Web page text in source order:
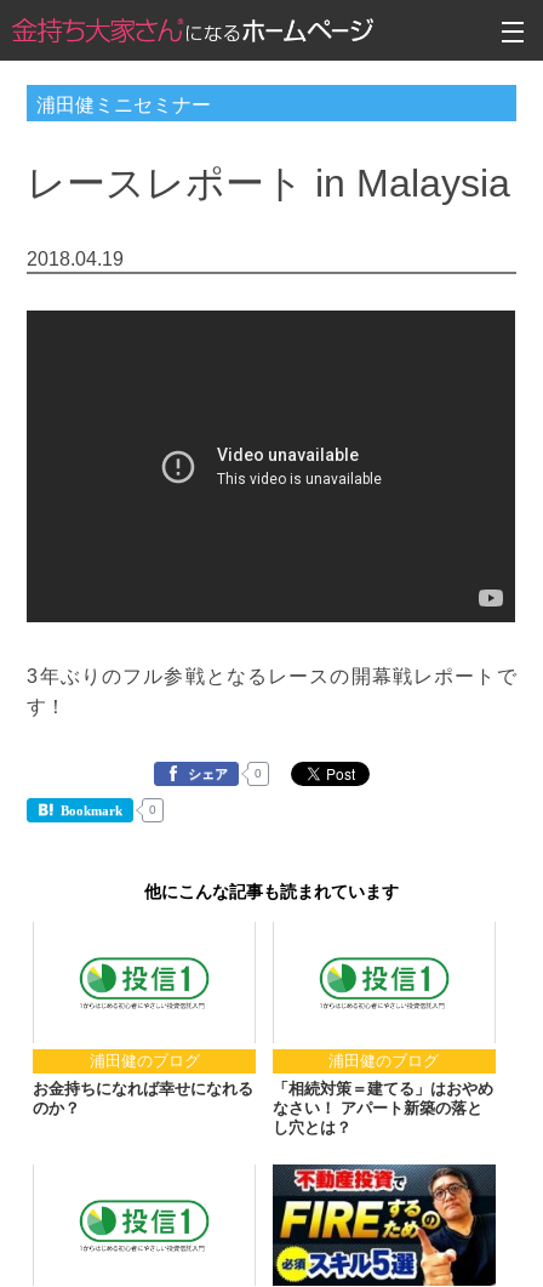
浦田健ミニセミナー
レースレポート in Malaysia
2018.04.19
3年ぶりのフル参戦となるレースの開幕戦レポートで
す！
シェア 0
Bookmark 0
他にこんな記事も読まれています
浦田健のブログ
お金持ちになれば幸せになれる
のか？
浦田健のブログ
「相続対策＝建てる」はおやめ
なさい！ アパート新築の落と
し穴とは？